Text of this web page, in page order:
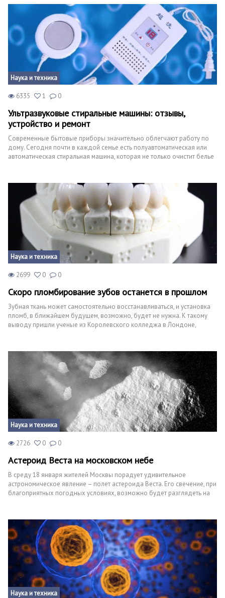
попробовать спасти конечность, применяя необычный метод. Хирург
решил провести сложную операцию, с помощью которой можно было
нарастить мягкие ткани. Чтобы помочь Мариотти, доктор вшил
изуродованную руку в мягкие ткани живота и оставил ее в таком
состоянии на полтора месяца. Бразилец рассказывал, что ощущения в
течение 42 дней были достаточно странными и непривычными, так
как он мог ощущать, как шевелятся пальцы внутри него.
Наука и техника
6335 1 0
Ультразвуковые стиральные машины: отзывы,
устройство и ремонт
Современные бытовые приборы значительно облегчают работу по
дому. Сегодня почти в каждой семье есть полуавтоматическая или
автоматическая стиральная машина, которая не только очистит белье
виды тканей (шелк, кружево, тонкий трикотаж) приходится стирать
вручную, чтобы не повредить нежные волокна. Справиться с задачей
помогают ультразвуковые стиральные машины, отзывы о которых вы
найдете в нашем обзоре.
Наука и техника
2699 0 0
Скоро пломбирование зубов останется в прошлом
Зубная ткань может самостоятельно восстанавливаться, и установка
пломб, в ближайшем будущем, возможно, будет не нужна. К такому
выводу пришли ученые из Королевского колледжа в Лондоне,
Наука и техника
2726 0 0
Астероид Веста на московском небе
В среду 18 января жителей Москвы порадует удивительное
астрономическое явление – полет астероида Веста. Его свечение, при
благоприятных погодных условиях, возможно будет разглядеть на
Наука и техника